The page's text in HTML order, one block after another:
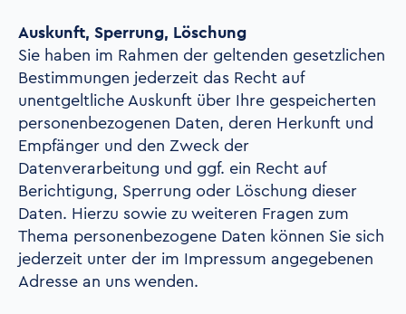
Auskunft, Sperrung, Löschung
Sie haben im Rahmen der geltenden gesetzlichen
Bestimmungen jederzeit das Recht auf
unentgeltliche Auskunft über Ihre gespeicherten
personenbezogenen Daten, deren Herkunft und
Empfänger und den Zweck der
Datenverarbeitung und ggf. ein Recht auf
Berichtigung, Sperrung oder Löschung dieser
Daten. Hierzu sowie zu weiteren Fragen zum
Thema personenbezogene Daten können Sie sich
jederzeit unter der im Impressum angegebenen
Adresse an uns wenden.